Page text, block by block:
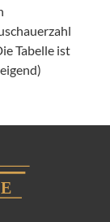
Tabelle ist